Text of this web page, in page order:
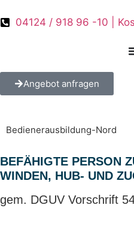
04124 / 918 96 -10 |
Angebot anfragen
Bedienerausbildung-Nord
BEFÄHIGTE PERSON
WINDEN, HUB- UND
gem. DGUV Vorschrift